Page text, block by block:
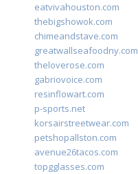
eatvivahouston.com
thebigshowok.com
chimeandstave.com
greatwallseafoodny.com
theloverose.com
gabriovoice.com
resinflowart.com
p-sports.net
korsairstreetwear.com
petshopallston.com
avenue26tacos.com
topgglasses.com